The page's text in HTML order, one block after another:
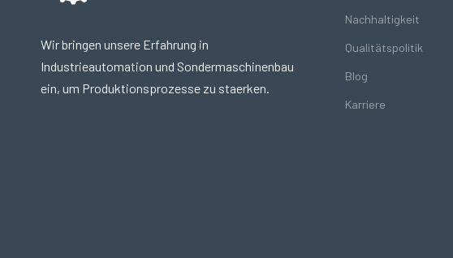
Wir bringen unsere Erfahrung in
Industrieautomation und Sondermaschinenbau
ein, um Produktionsprozesse zu staerken.
Nachhaltigkeit
Qualitätspolitik
Blog
Karriere